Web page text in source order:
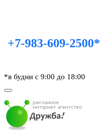
+7-983-609-2500*
*в будни с 9:00 до 18:00